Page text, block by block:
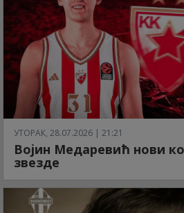
УТОРАК, 28.07.2026 | 21:21
Војин Медаревић нови
звезде